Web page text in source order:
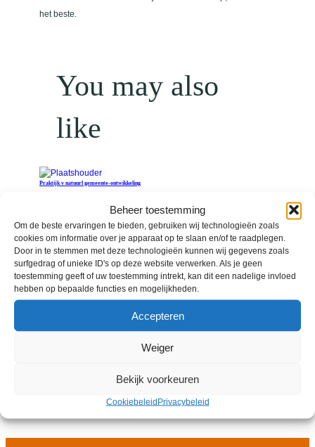
Beheer toestemming
Om de beste ervaringen te bieden, gebruiken wij technologieën zoals
cookies om informatie over je apparaat op te slaan en/of te raadplegen.
Door in te stemmen met deze technologieën kunnen wij gegevens zoals
surfgedrag of unieke ID's op deze website verwerken. Als je geen
toestemming geeft of uw toestemming intrekt, kan dit een nadelige invloed
hebben op bepaalde functies en mogelijkheden.
Accepteren
Weiger
Bekijk voorkeuren
CookiebeleidPrivacybeleid
het beste.
You may also
like
Praktijk v natuurl gemeente-ontwikkeling
Toevoegen aan winkelwagen
Abc vd natuurlijke gemeente-ontwikkeling
€8,95
Toevoegen aan winkelwagen
Wie wij zijn in Christus
Toevoegen aan winkelwagen
Toevoegen aan winkelwagen